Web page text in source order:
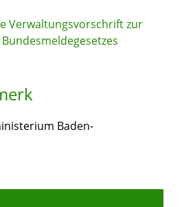
Verwaltungsvorschrift zur
Baden-